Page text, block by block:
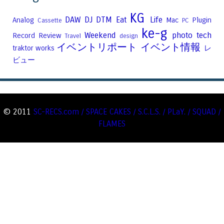
Analog Cassette DAW DJ DTM Eat KG Life Mac PC Plugin
Record Review Travel Weekend design ke-g photo tech
traktor works イベントリポート イベント情報
レ
ビュー
© 2011 SC-RECS.com / SPACE CAKES / S.C.L.S. / PLaY. / SQUAD /
FLAMES